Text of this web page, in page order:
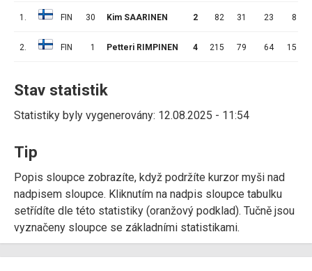
1. FIN 30 Kim SAARINEN 2 82 31 23 8
2. FIN 1 Petteri RIMPINEN 4 215 79 64 15
Stav statistik
Statistiky byly vygenerovány: 12.08.2025 - 11:54
Tip
Popis sloupce zobrazíte, když podržíte kurzor myši nad
nadpisem sloupce. Kliknutím na nadpis sloupce tabulku
setřídíte dle této statistiky (oranžový podklad). Tučně jsou
vyznačeny sloupce se základními statistikami.